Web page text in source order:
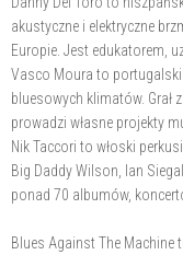
akustyczne i elektryczne
Europie. Jest edukatorem,
Vasco Moura to
bluesowych klimatów. Grał
prowadzi własne projekty
Nik Taccori to włoski
Big Daddy Wilson, Ian
ponad 70 albumów,
Blues Against The Machine